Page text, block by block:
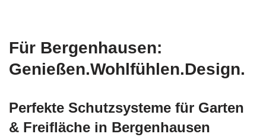
Für Bergenhausen:
Genießen.Wohlfühlen.Design.
Perfekte Schutzsysteme für Garten
& Freifläche in Bergenhausen